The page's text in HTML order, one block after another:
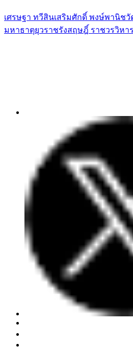
เศรษฐา ทวีสินเสริมศักดิ์ พงษ์พานิชวั
มหาธาตุยุวราชรังสฤษฎิ์ ราชวรวิหาร